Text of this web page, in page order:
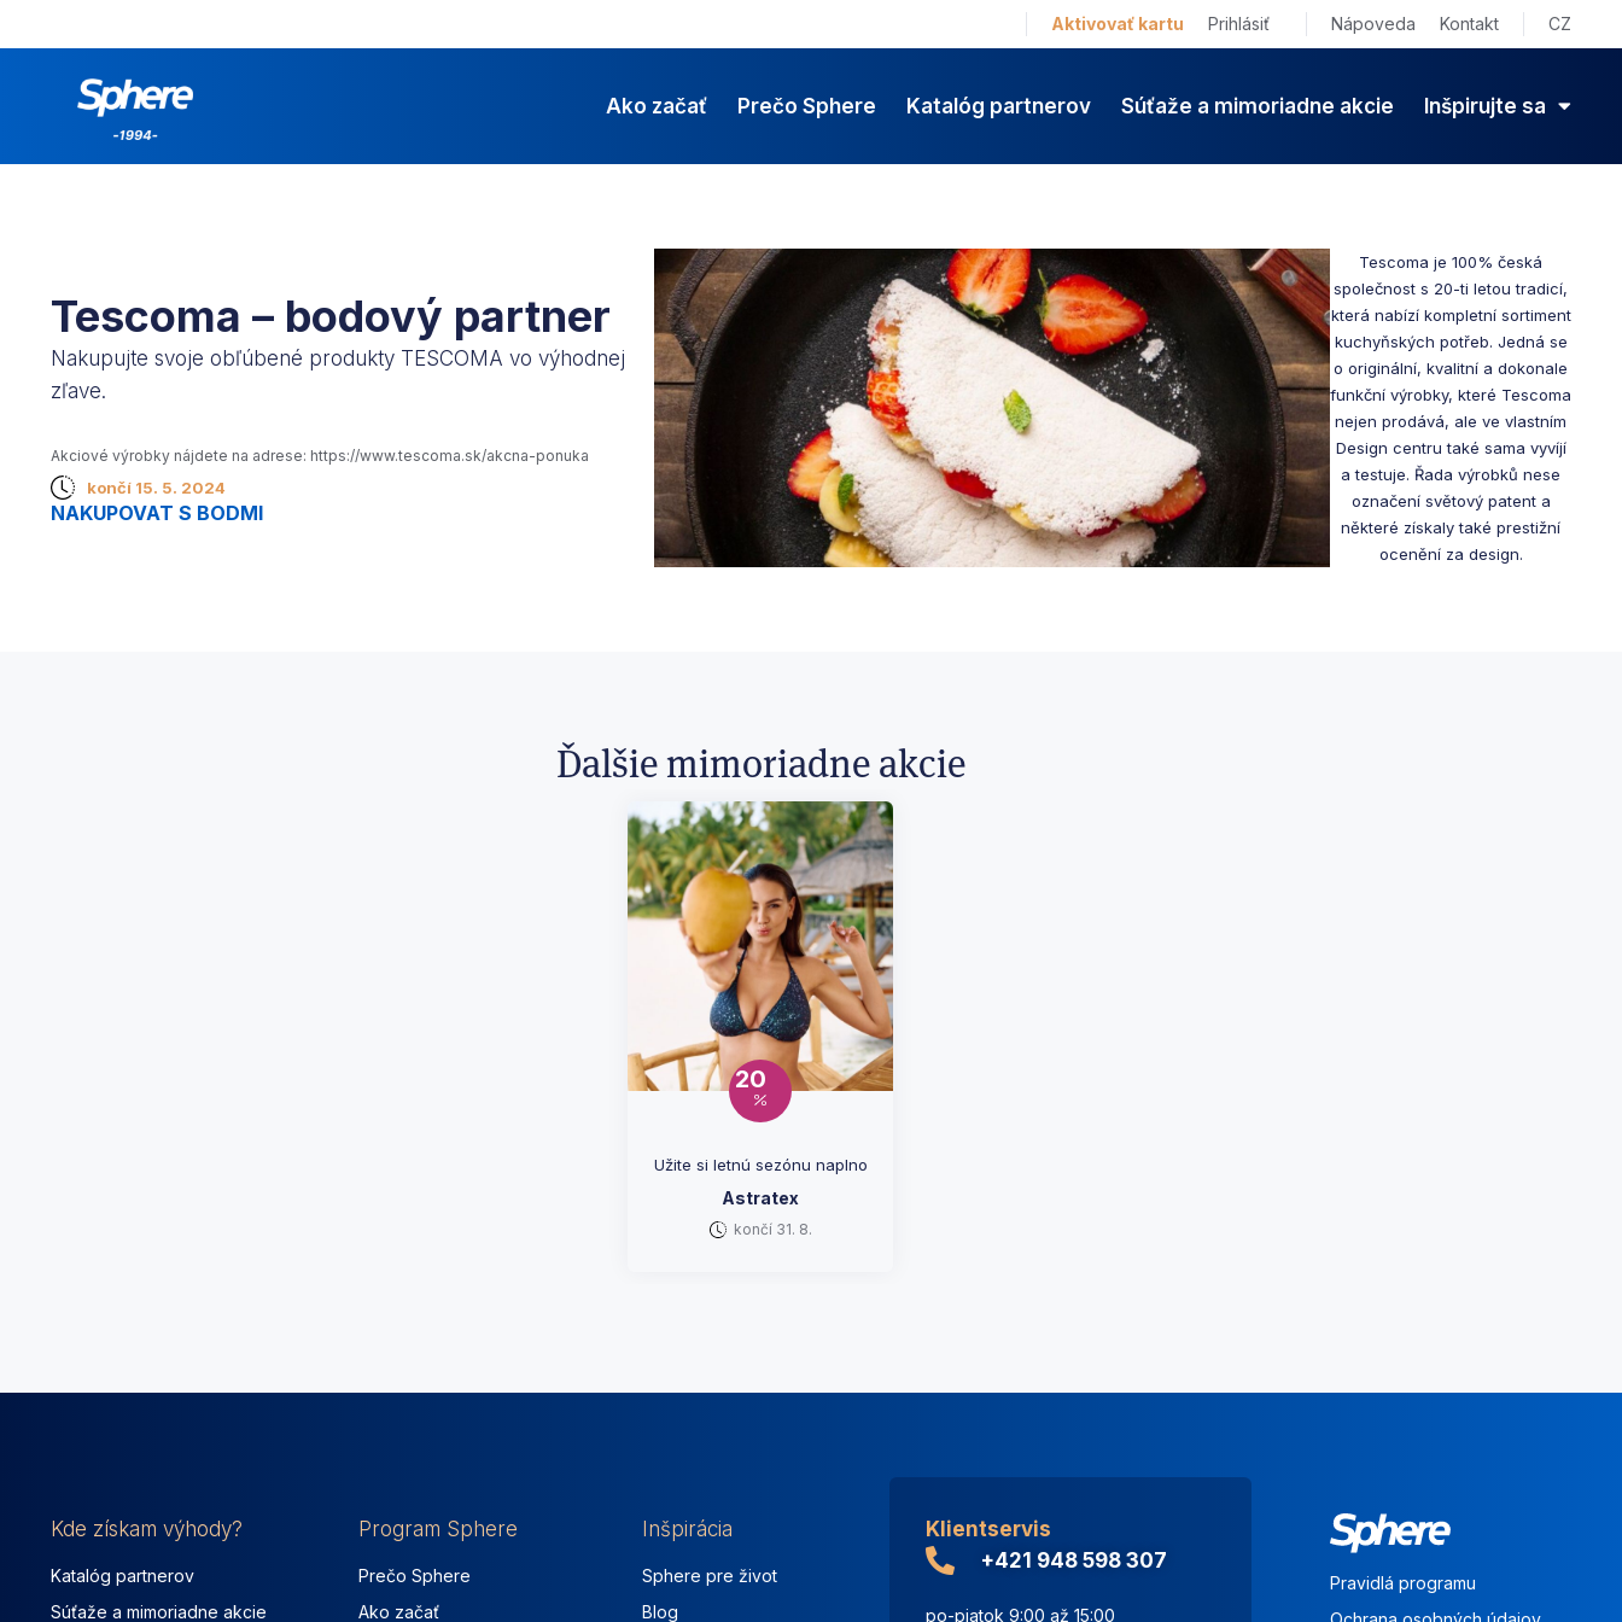
Aktivovať kartu Prihlásiť Nápoveda Kontakt CZ
Ako začať Prečo Sphere Katalóg partnerov Súťaže a mimoriadne akcie Inšpirujte sa
Tescoma – bodový partner
Nakupujte svoje obľúbené produkty TESCOMA vo výhodnej
zľave.
Akciové výrobky nájdete na adrese: https://www.tescoma.sk/akcna-ponuka
končí 15. 5. 2024
NAKUPOVAT S BODMI
Tescoma je 100% česká
společnost s 20-ti letou tradicí,
která nabízí kompletní sortiment
kuchyňských potřeb. Jedná se
o originální, kvalitní a dokonale
funkční výrobky, které Tescoma
nejen prodává, ale ve vlastním
Design centru také sama vyvíjí
a testuje. Řada výrobků nese
označení světový patent a
některé získaly také prestižní
ocenění za design.
Ďalšie mimoriadne akcie
20
Užite si letnú sezónu naplno
Astratex
končí 31. 8.
Kde získam výhody?
Katalóg partnerov
Súťaže a mimoriadne akcie
Program Sphere
Prečo Sphere
Ako začať
Inšpirácia
Sphere pre život
Blog
Klientservis
+421 948 598 307
po-piatok 9:00 až 15:00
Pravidlá programu